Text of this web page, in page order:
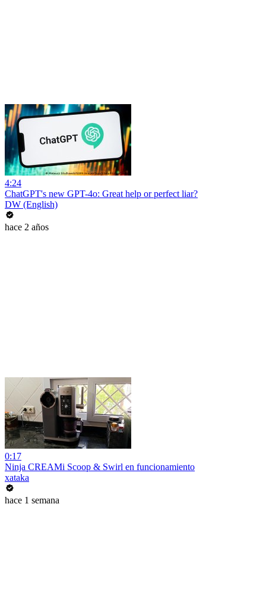
4:24
ChatGPT's new GPT-4o: Great help or perfect liar?
DW (English)
hace 2 años
0:17
Ninja CREAMi Scoop & Swirl en funcionamiento
xataka
hace 1 semana